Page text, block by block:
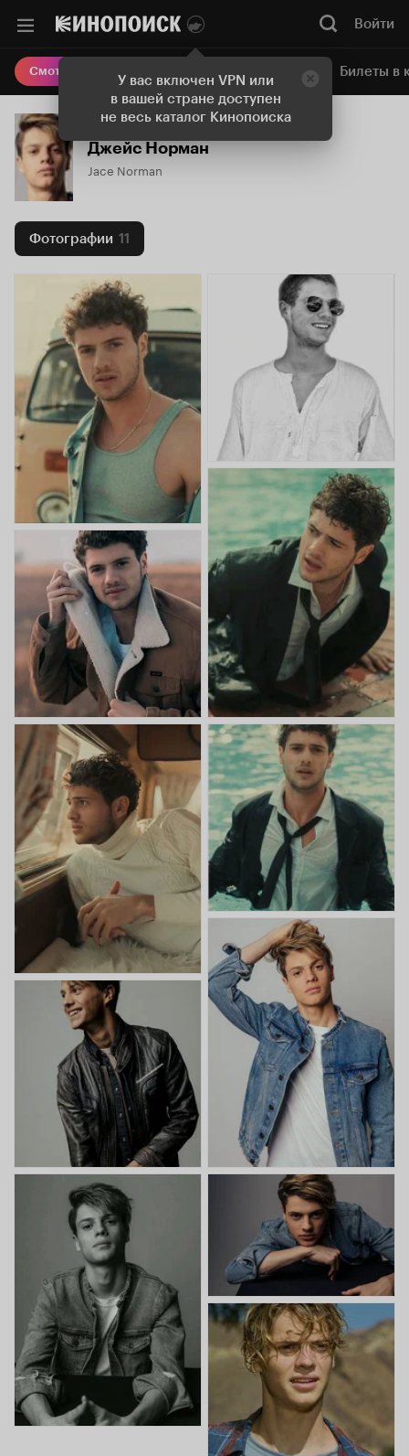
У вас включен VPN или
в вашей стране доступен
не весь каталог Кинопоиска
Войти
Смотреть кино Онлайн-кинотеатр Билеты в
Джейс Норман
Jace Norman
Фотографии 11